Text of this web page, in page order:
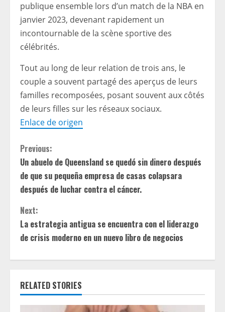
publique ensemble lors d’un match de la NBA en
janvier 2023, devenant rapidement un
incontournable de la scène sportive des
célébrités.
Tout au long de leur relation de trois ans, le
couple a souvent partagé des aperçus de leurs
familles recomposées, posant souvent aux côtés
de leurs filles sur les réseaux sociaux.
Enlace de origen
C
o
n
t
i
n
u
e
Previous:
Un abuelo de Queensland se quedó sin dinero después
de que su pequeña empresa de casas colapsara
después de luchar contra el cáncer.
Next:
La estrategia antigua se encuentra con el liderazgo
de crisis moderno en un nuevo libro de negocios
RELATED STORIES